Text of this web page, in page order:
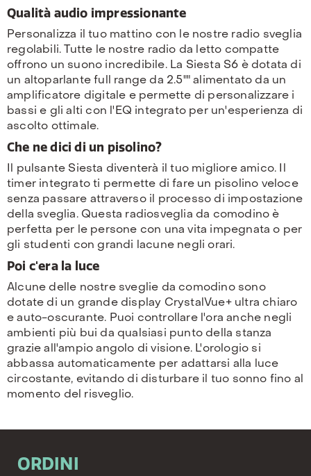
Qualità audio impressionante
Personalizza il tuo mattino con le nostre radio sveglia
regolabili. Tutte le nostre radio da letto compatte
offrono un suono incredibile. La Siesta S6 è dotata di
un altoparlante full range da 2.5"" alimentato da un
amplificatore digitale e permette di personalizzare i
bassi e gli alti con l'EQ integrato per un'esperienza di
ascolto ottimale.
Che ne dici di un pisolino?
Il pulsante Siesta diventerà il tuo migliore amico. Il
timer integrato ti permette di fare un pisolino veloce
senza passare attraverso il processo di impostazione
della sveglia. Questa radiosveglia da comodino è
perfetta per le persone con una vita impegnata o per
gli studenti con grandi lacune negli orari.
Poi c'era la luce
Alcune delle nostre sveglie da comodino sono
dotate di un grande display CrystalVue+ ultra chiaro
e auto-oscurante. Puoi controllare l'ora anche negli
ambienti più bui da qualsiasi punto della stanza
grazie all'ampio angolo di visione. L'orologio si
abbassa automaticamente per adattarsi alla luce
circostante, evitando di disturbare il tuo sonno fino al
momento del risveglio.
ORDINI